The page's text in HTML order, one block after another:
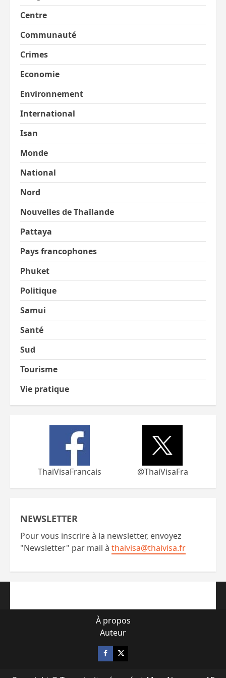
Centre
Communauté
Crimes
Economie
Environnement
International
Isan
Monde
National
Nord
Nouvelles de Thaïlande
Pattaya
Pays francophones
Phuket
Politique
Samui
Santé
Sud
Tourisme
Vie pratique
ThaiVisaFrancais @ThaiVisaFra
NEWSLETTER
Pour vous inscrire à la newsletter, envoyez
"Newsletter" par mail à thaivisa@thaivisa.fr
À propos
Auteur
Facebook
X